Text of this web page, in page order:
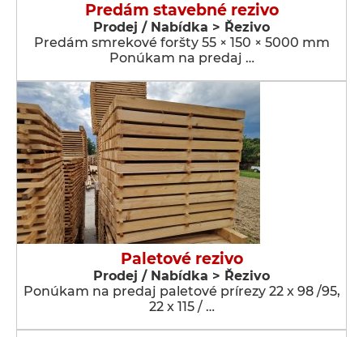
Predám stavebné rezivo
Prodej / Nabídka > Řezivo
Predám smrekové foršty 55 × 150 × 5000 mm
Ponúkam na predaj …
Paletové rezivo
Prodej / Nabídka > Řezivo
Ponúkam na predaj paletové prírezy 22 x 98 /95,
22 x 115 / …